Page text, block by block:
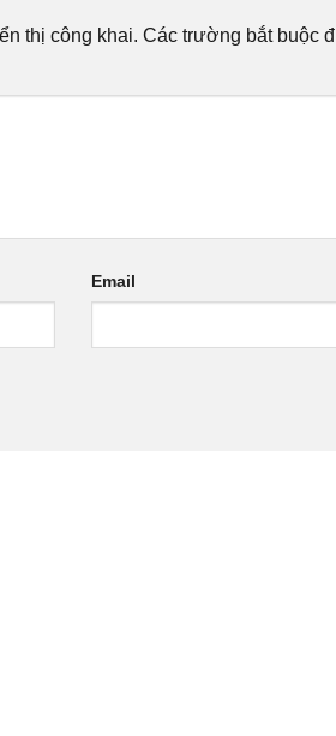
thị công khai. Các trường bắt buộc
Email